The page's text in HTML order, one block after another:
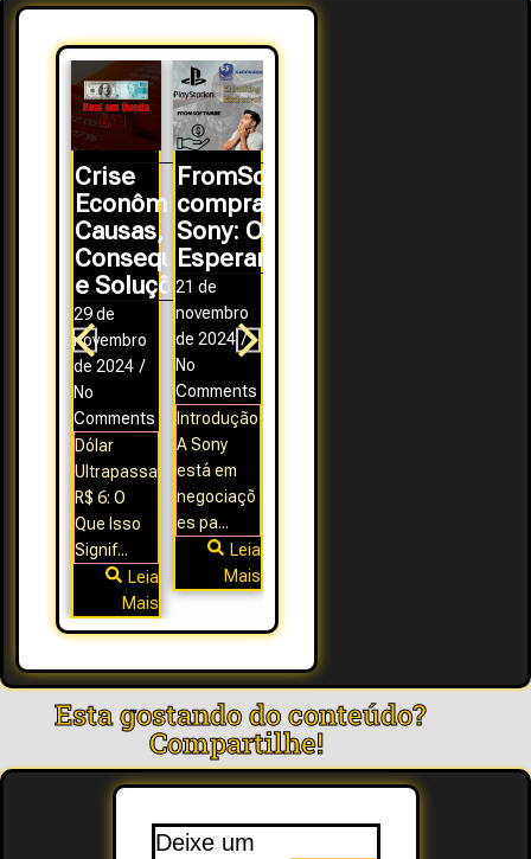
Crise
Econômica:
Causas,
Consequências
e Soluções
29 de
novembro
de 2024 /
No
Comments
Dólar
Ultrapassa
R$ 6: O
Que Isso
Signif...
Leia
Mais
FromSoftware
comprada,
Sony: O Que
Esperar?
21 de
novembro
de 2024 /
No
Comments
Introdução
A Sony
está em
negociaçõ
es pa...
Leia
Mais
Esta gostando do conteúdo?
Compartilhe! ​
Deixe um